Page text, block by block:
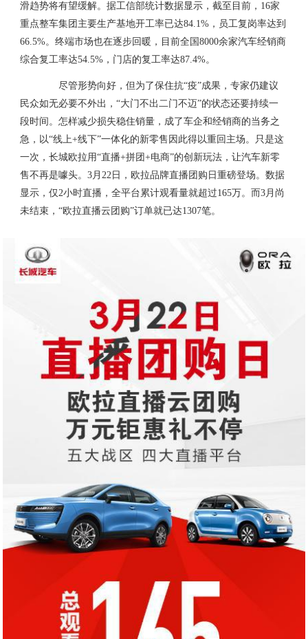
滑趋势将有望缓解。据工信部统计数据显示，截至目前，16家
重点整车集团主要生产基地开工率已达84.1%，员工复岗率达到
66.5%。终端市场也在逐步回暖，目前全国8000余家汽车经销商
综合复工率达54.5%，门店的复工率达87.4%。
尽管形势向好，但为了保住抗“疫”成果，专家仍建议
民众如无必要不外出，“大门不出二门不迈”的状态还要持续一
段时间。怎样减少损失稳住销量，成了车企和经销商的当务之
急，以“线上+线下”一体化的新零售因此得以重回主场。只是这
一次，长城欧拉用“直播+拼团+电商”的创新玩法，让汽车新零
售不再是噱头。3月22日，欧拉品牌直播团购日重磅登场。数据
显示，仅2小时直播，全平台累计观看量就超过165万。而3月尚
未结束，“欧拉直播云团购”订单就已达1307笔。